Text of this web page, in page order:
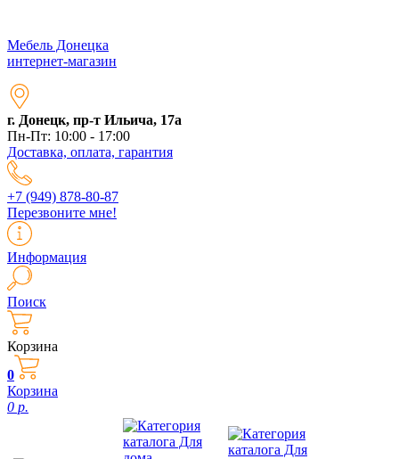
Мебель Донецка
интернет-магазин
г. Донецк, пр-т Ильича, 17а
Пн-Пт: 10:00 - 17:00
Доставка, оплата, гарантия
+7 (949) 878-80-87
Перезвоните мне!
Информация
Поиск
Корзина
0
Корзина
0 р.